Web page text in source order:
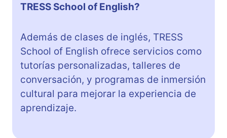
TRESS School of English?
Además de clases de inglés, TRESS
School of English ofrece servicios como
tutorías personalizadas, talleres de
conversación, y programas de inmersión
cultural para mejorar la experiencia de
aprendizaje.